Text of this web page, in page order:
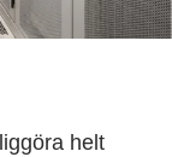
helt